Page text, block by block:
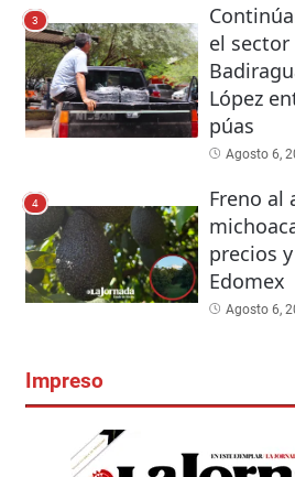
3
el
López
púas
Agosto 6,
4
Freno al
precios
Edomex
Agosto 6,
Impreso